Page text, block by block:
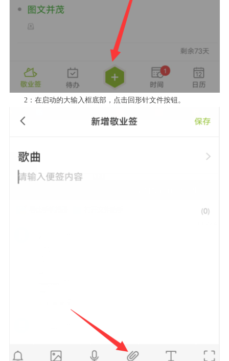
2：在启动的大输入框底部，点击回形针文件按钮。